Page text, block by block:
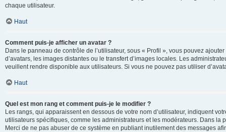
chaque utilisateur.
Haut
Comment puis-je afficher un avatar ?
Dans le panneau de contrôle de l’utilisateur, sous « Profil », vous pouvez
d’avatars, les images distantes ou le transfert d’images locales. Les
veuillent rendre disponible aux utilisateurs. Si vous ne pouvez pas utiliser
Haut
Quel est mon rang et comment puis-je le modifier ?
Les rangs, qui apparaissent en dessous de votre nom d’utilisateur, indiquent
utilisateurs spécifiques, comme les administrateurs et les modérateurs. Dans
Merci de ne pas abuser de ce système en publiant inutilement des messages